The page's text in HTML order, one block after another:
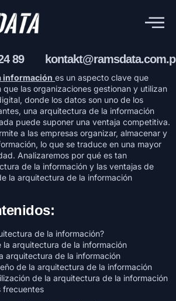
89
información es un aspecto clave que
las organizaciones gestionan y utilizan
donde los datos son uno de los
una arquitectura de la información
puede suponer una ventaja competitiva.
a las empresas organizar, almacenar y
lo que se traduce en una mayor
Analizaremos por qué es tan
de la información y las ventajas de
la arquitectura de la información
de la información?
la arquitectura de la información
arquitectura de la información
de la arquitectura de la información
de la arquitectura de la información
frecuentes